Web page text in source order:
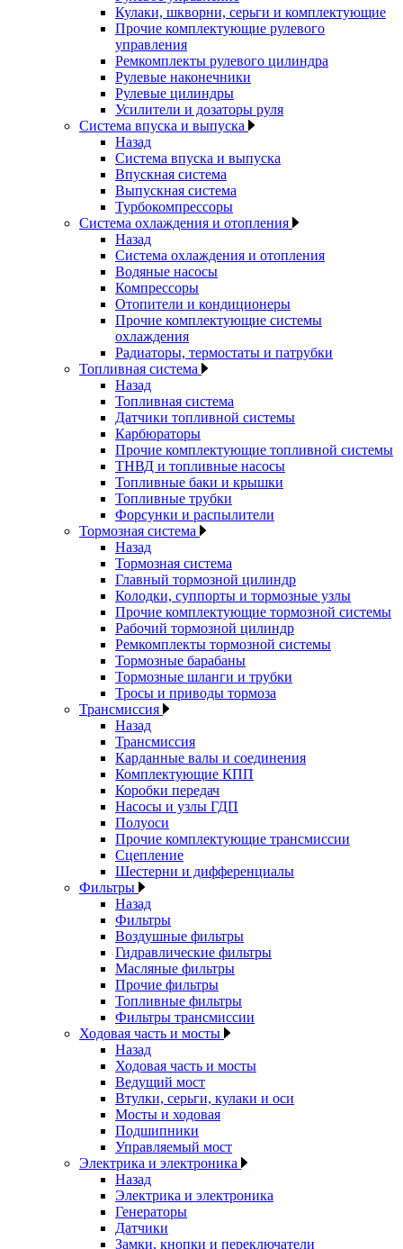
Кулаки, шкворни, серьги и комплектующие
Прочие комплектующие рулевого
управления
Ремкомплекты рулевого цилиндра
Рулевые наконечники
Рулевые цилиндры
Усилители и дозаторы руля
Система впуска и выпуска
Назад
Система впуска и выпуска
Впускная система
Выпускная система
Турбокомпрессоры
Система охлаждения и отопления
Назад
Система охлаждения и отопления
Водяные насосы
Компрессоры
Отопители и кондиционеры
Прочие комплектующие системы
охлаждения
Радиаторы, термостаты и патрубки
Топливная система
Назад
Топливная система
Датчики топливной системы
Карбюраторы
Прочие комплектующие топливной системы
ТНВД и топливные насосы
Топливные баки и крышки
Топливные трубки
Форсунки и распылители
Тормозная система
Назад
Тормозная система
Главный тормозной цилиндр
Колодки, суппорты и тормозные узлы
Прочие комплектующие тормозной системы
Рабочий тормозной цилиндр
Ремкомплекты тормозной системы
Тормозные барабаны
Тормозные шланги и трубки
Тросы и приводы тормоза
Трансмиссия
Назад
Трансмиссия
Карданные валы и соединения
Комплектующие КПП
Коробки передач
Насосы и узлы ГДП
Полуоси
Прочие комплектующие трансмиссии
Сцепление
Шестерни и дифференциалы
Фильтры
Назад
Фильтры
Воздушные фильтры
Гидравлические фильтры
Масляные фильтры
Прочие фильтры
Топливные фильтры
Фильтры трансмиссии
Ходовая часть и мосты
Назад
Ходовая часть и мосты
Ведущий мост
Втулки, серьги, кулаки и оси
Мосты и ходовая
Подшипники
Управляемый мост
Электрика и электроника
Назад
Электрика и электроника
Генераторы
Датчики
Замки, кнопки и переключатели